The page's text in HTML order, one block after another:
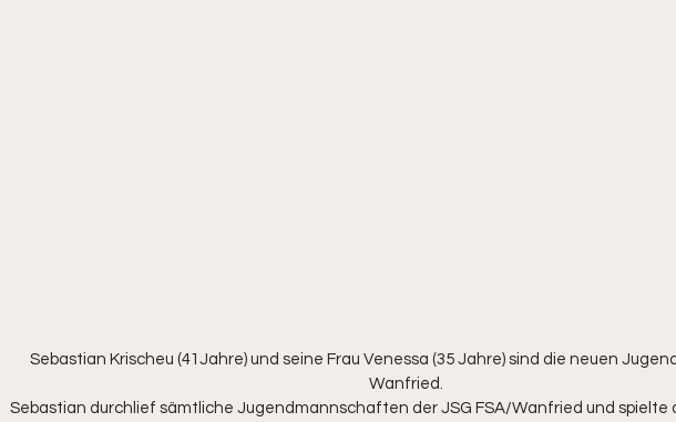
Sebastian Krischeu (41Jahre) und seine Frau Venessa (35 Jahre) sind die neuen
Wanfried.
Sebastian durchlief sämtliche Jugendmannschaften der JSG FSA/Wanfried und spielte